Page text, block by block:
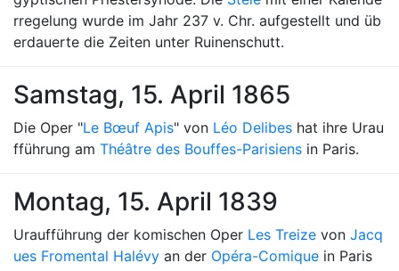
rregelung wurde im Jahr 237 v. Chr. aufgestellt und üb
erdauerte die Zeiten unter Ruinenschutt.
Samstag, 15. April 1865
Die Oper "Le Bœuf Apis" von Léo Delibes hat ihre Urau
fführung am Théâtre des Bouffes-Parisiens in Paris.
Montag, 15. April 1839
Uraufführung der komischen Oper Les Treize von Jacq
ues Fromental Halévy an der Opéra-Comique in Paris